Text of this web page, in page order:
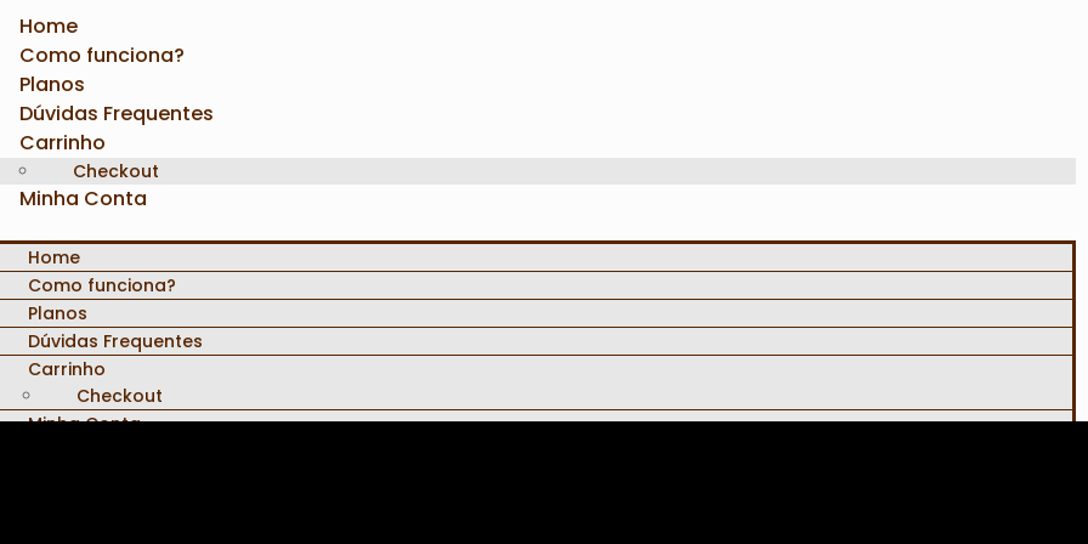
Home
Como funciona?
Planos
Dúvidas Frequentes
Carrinho
Checkout
Minha Conta
Home
Como funciona?
Planos
Dúvidas Frequentes
Carrinho
Checkout
Minha Conta
Compra